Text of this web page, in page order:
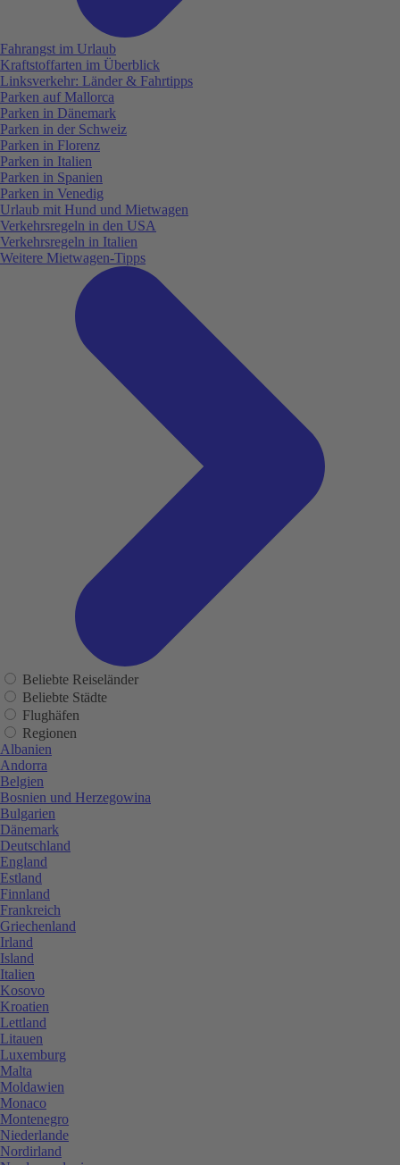
Fahrangst im Urlaub
Kraftstoffarten im Überblick
Linksverkehr: Länder & Fahrtipps
Parken auf Mallorca
Parken in Dänemark
Parken in der Schweiz
Parken in Florenz
Parken in Italien
Parken in Spanien
Parken in Venedig
Urlaub mit Hund und Mietwagen
Verkehrsregeln in den USA
Verkehrsregeln in Italien
Weitere Mietwagen-Tipps
Beliebte Reiseländer
Beliebte Städte
Flughäfen
Regionen
Albanien
Andorra
Belgien
Bosnien und Herzegowina
Bulgarien
Dänemark
Deutschland
England
Estland
Finnland
Frankreich
Griechenland
Irland
Island
Italien
Kosovo
Kroatien
Lettland
Litauen
Luxemburg
Malta
Moldawien
Monaco
Montenegro
Niederlande
Nordirland